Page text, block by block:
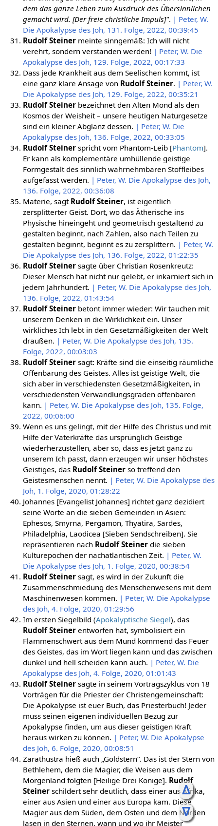
ᐃ
ᐁ
dem das ganze Leben zum Ausdruck des Übersinnlichen
gemacht wird. [Der freie christliche Impuls]". | Peter, W.
Die Apokalypse des Joh, 131. Folge, 2022, 00:39:45
Rudolf Steinermeinte sinngemäß: Ich will nicht
verehrt, sondern verstanden werden! | Peter, W. Die
Apokalypse des Joh, 129. Folge, 2022, 00:17:33
Dass jede Krankheit aus dem Seelischen kommt, ist
eine ganz klare Ansage von Rudolf Steiner. | Peter, W.
Die Apokalypse des Joh, 129. Folge, 2022, 00:35:21
Rudolf Steinerbezeichnet den Alten Mond als den
Kosmos der Weisheit – unsere heutigen Naturgesetze
sind ein kleiner Abglanz dessen. | Peter, W. Die
Apokalypse des Joh, 136. Folge, 2022, 00:33:05
Rudolf Steinerspricht vom Phantom-Leib [Phantom].
Er kann als komplementäre umhüllende geistige
Formgestalt des sinnlich wahrnehmbaren Stoffleibes
aufgefasst werden. | Peter, W. Die Apokalypse des Joh,
136. Folge, 2022, 00:36:08
Materie, sagt Rudolf Steiner, ist eigentlich
zersplitterter Geist. Dort, wo das Ätherische ins
Physische hineingeht und geometrisch gestaltend zu
gestalten beginnt, nach Zahlen, also nach Teilen zu
gestalten beginnt, beginnt es zu zersplittern. | Peter, W.
Die Apokalypse des Joh, 136. Folge, 2022, 01:22:35
Rudolf Steinersagte über Christian Rosenkreutz:
Dieser Mensch hat nicht nur gelebt, er inkarniert sich in
jedem Jahrhundert. | Peter, W. Die Apokalypse des Joh,
136. Folge, 2022, 01:43:54
Rudolf Steinerbetont immer wieder: Wir tauchen mit
unserem Denken in die Wirklichkeit ein. Unser
wirkliches Ich lebt in den Gesetzmäßigkeiten der Welt
draußen. | Peter, W. Die Apokalypse des Joh, 135.
Folge, 2022, 00:03:03
Rudolf Steinersagt: Kräfte sind die einseitig räumliche
Offenbarung des Geistes. Alles ist geistige Welt, die
sich aber in verschiedensten Gesetzmäßigkeiten, in
verschiedensten Verwandlungsgraden offenbaren
kann. | Peter, W. Die Apokalypse des Joh, 135. Folge,
2022, 00:06:00
Wenn es uns gelingt, mit der Hilfe des Christus und mit
Hilfe der Vaterkräfte das ursprünglich Geistige
wiederherzustellen, aber so, dass es jetzt ganz zu
unserem Ich passt, dann erzeugen wir unser höchstes
Geistiges, das Rudolf Steinerso treffend den
Geistesmenschen nennt. | Peter, W. Die Apokalypse des
Joh, 1. Folge, 2020, 01:28:22
Johannes [Evangelist Johannes] richtet ganz dezidiert
seine Worte an die sieben Gemeinden in Asien:
Ephesos, Smyrna, Pergamon, Thyatira, Sardes,
Philadelphia, Laodicea [Sieben Sendschreiben]. Sie
repräsentieren nach Rudolf Steinerdie sieben
Kulturepochen der nachatlantischen Zeit. | Peter, W.
Die Apokalypse des Joh, 1. Folge, 2020, 00:38:54
Rudolf Steinersagt, es wird in der Zukunft die
Zusammenschmiedung des Menschenwesens mit dem
Maschinenwesen kommen. | Peter, W. Die Apokalypse
des Joh, 4. Folge, 2020, 01:29:56
Im ersten Siegelbild (Apokalyptische Siegel), das
Rudolf Steinerentworfen hat, symbolisiert ein
Flammenschwert aus dem Mund kommend das Feuer
des Geistes, das im Wort liegen kann und das zwischen
dunkel und hell scheiden kann auch. | Peter, W. Die
Apokalypse des Joh, 4. Folge, 2020, 01:01:43
Rudolf Steinersagte in seinem Vortragszyklus von 18
Vorträgen für die Priester der Christengemeinschaft:
Die Apokalypse ist euer Buch, das Priesterbuch! Jeder
muss seinen eigenen individuellen Bezug zur
Apokalypse finden, um aus dieser geistigen Kraft
heraus wirken zu können. | Peter, W. Die Apokalypse
des Joh, 6. Folge, 2020, 00:08:51
Zarathustra hieß auch „Goldstern“. Das ist der Stern von
Bethlehem, dem die Magier, die Weisen aus dem
Morgenland folgten [Heilige Drei Könige]. Rudolf
Steinerschildert sehr deutlich, dass einer aus Afrika,
einer aus Asien und einer aus Europa kam. Diese
Magier aus dem Süden, dem Osten und dem Norden
lasen in den Sternen, wann und wo ihr Meister